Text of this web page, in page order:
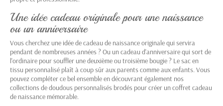
Une idée cadeau originale pour une naissance
ou un anniversaire
Vous cherchez une idée de cadeau de naissance originale qui servira
pendant de nombreuses années ? Ou un cadeau d'anniversaire qui sort de
l'ordinaire pour souffler une deuxième ou troisième bougie ? Le sac en
tissu personnalisé plaît à coup sûr aux parents comme aux enfants. Vous
pouvez compléter ce bel ensemble en découvrant également nos
collections dedoudous personnalisés brodés pour créer un coffret cadeau
de naissance mémorable.